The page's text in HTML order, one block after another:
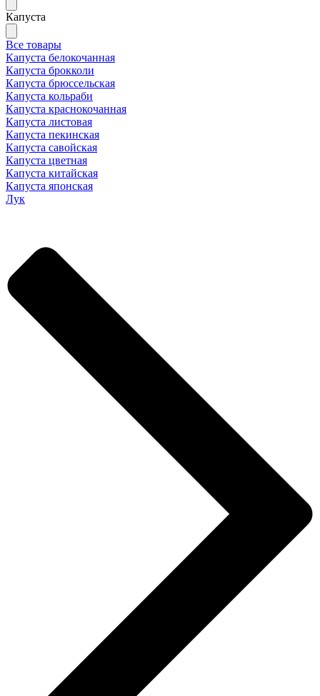
Капуста
Все товары
Капуста белокочанная
Капуста брокколи
Капуста брюссельская
Капуста кольраби
Капуста краснокочанная
Капуста листовая
Капуста пекинская
Капуста савойская
Капуста цветная
Капуста китайская
Капуста японская
Лук